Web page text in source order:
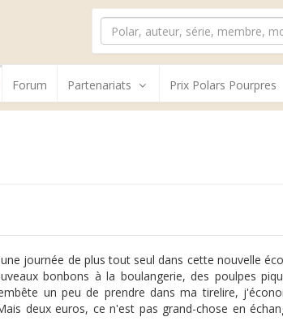
Forum Partenariats Prix Polars Pourpres
journée de plus tout seul dans cette nouvelle
bonbons à la boulangerie, des poulpes
un peu de prendre dans ma tirelire,
deux euros, ce n'est pas grand-chose en